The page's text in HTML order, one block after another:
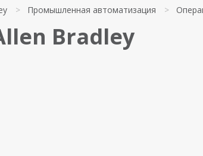
> Промышленная автоматизация >
Bradley